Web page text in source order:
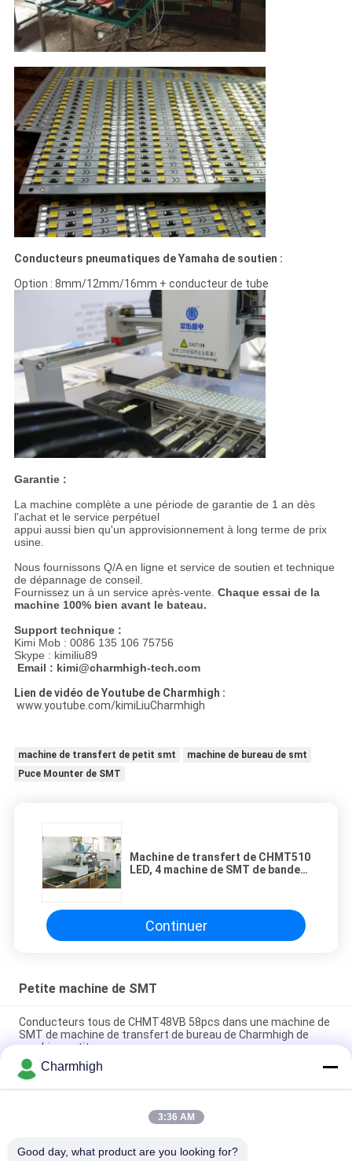
Conducteurs pneumatiques de Yamaha de soutien :
Option : 8mm/12mm/16mm + conducteur de tube
Garantie :
La machine complète a une période de garantie de 1 an dès
l'achat et le service perpétuel
appui aussi bien qu'un approvisionnement à long terme de prix
usine.
Nous fournissons Q/A en ligne et service de soutien et technique
de dépannage de conseil.
Fournissez un à un service après-vente. Chaque essai de la
machine 100% bien avant le bateau.
Support technique :
Kimi Mob : 0086 135 106 75756
Skype : kimiliu89
Email : kimi@charmhigh-tech.com
Lien de vidéo de Youtube de Charmhigh :
www.youtube.com/kimiLiuCharmhigh
machine de transfert de petit smt
machine de bureau de smt
Puce Mounter de SMT
Machine de transfert de CHMT510
LED, 4 machine de SMT de bande
Continuer
Petite machine de SMT
Conducteurs tous de CHMT48VB 58pcs dans une machine de
SMT de machine de transfert de bureau de Charmhigh de
machine petite
Charmhigh 7 modèle la machine de transfert de bureau de
SMT SMD, petite machine assortie de carte PCB
Équipement de transfert Charmhigh de CHMT36VB pour
Charmhigh
3:36 AM
Good day, what product are you looking for?